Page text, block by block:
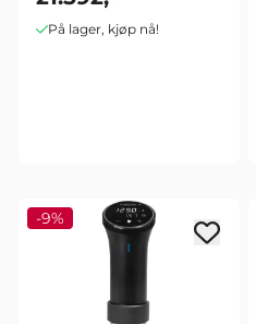
På lager, kjøp nå!
-9%